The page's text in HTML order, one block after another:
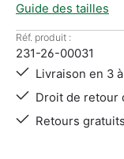
Guide des tailles
Réf. produit :
231-26-00031
Livraison en 3
Droit de retour
Retours